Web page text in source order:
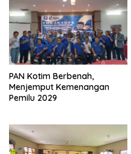
PAN Kotim Berbenah,
Menjemput Kemenangan
Pemilu 2029